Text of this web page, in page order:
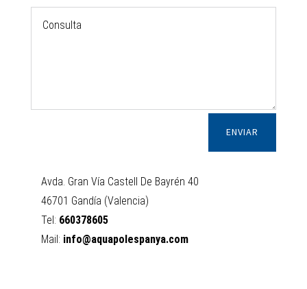
ENVIAR
Avda. Gran Vía Castell De Bayrén 40
46701 Gandía (Valencia)
Tel: 660378605
Mail: info@aquapolespanya.com